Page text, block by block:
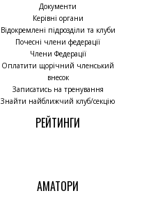
Документи
Керівні органи
Відокремлені підрозділи та клуби
Почесні члени федерації
Члени Федерації
Оплатити щорічний членський
внесок
Записатись на тренування
Знайти найближчий клуб/секцію
РЕЙТИНГИ
АМАТОРИ